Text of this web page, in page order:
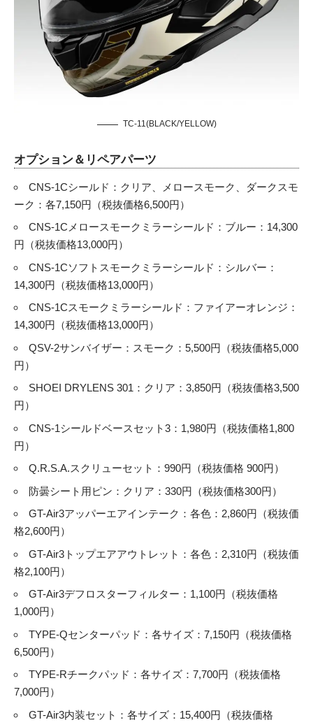
TC-11(BLACK/YELLOW)
オプション＆リペアパーツ
CNS-1Cシールド：クリア、メロースモーク、ダークスモ
ーク：各7,150円（税抜価格6,500円）
CNS-1Cメロースモークミラーシールド：ブルー：14,300
円（税抜価格13,000円）
CNS-1Cソフトスモークミラーシールド：シルバー：
14,300円（税抜価格13,000円）
CNS-1Cスモークミラーシールド：ファイアーオレンジ：
14,300円（税抜価格13,000円）
QSV-2サンバイザー：スモーク：5,500円（税抜価格5,000
円）
SHOEI DRYLENS 301：クリア：3,850円（税抜価格3,500
円）
CNS-1シールドベースセット3：1,980円（税抜価格1,800
円）
Q.R.S.A.スクリューセット：990円（税抜価格 900円）
防曇シート用ピン：クリア：330円（税抜価格300円）
GT-Air3アッパーエアインテーク：各色：2,860円（税抜価
格2,600円）
GT-Air3トップエアアウトレット：各色：2,310円（税抜価
格2,100円）
GT-Air3デフロスターフィルター：1,100円（税抜価格
1,000円）
TYPE-Qセンターパッド：各サイズ：7,150円（税抜価格
6,500円）
TYPE-Rチークパッド：各サイズ：7,700円（税抜価格
7,000円）
GT-Air3内装セット：各サイズ：15,400円（税抜価格